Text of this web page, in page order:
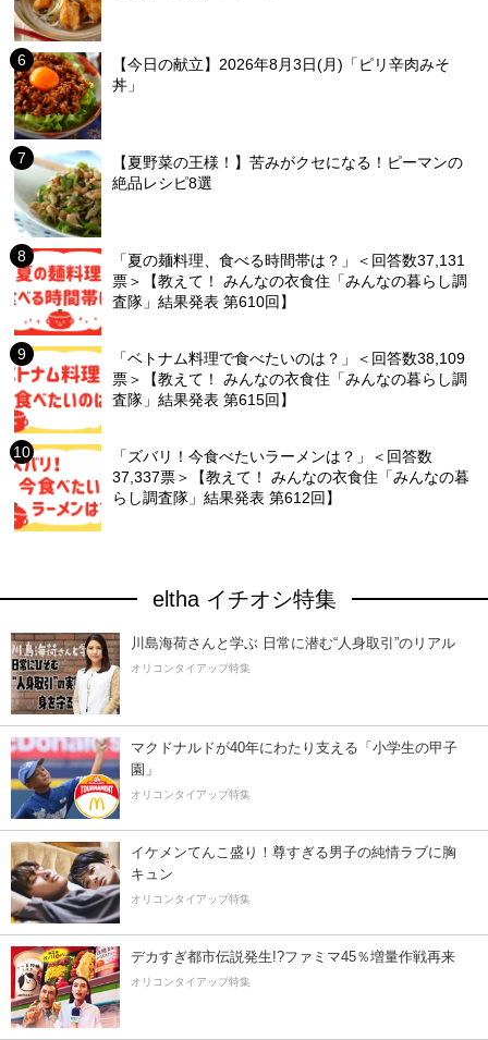
【今日の献立】2026年8月3日(月)「ピリ辛肉みそ
丼」
【夏野菜の王様！】苦みがクセになる！ピーマンの
絶品レシピ8選
「夏の麺料理、食べる時間帯は？」＜回答数37,131
票＞【教えて！ みんなの衣食住「みんなの暮らし調
査隊」結果発表 第610回】
「ベトナム料理で食べたいのは？」＜回答数38,109
票＞【教えて！ みんなの衣食住「みんなの暮らし調
査隊」結果発表 第615回】
「ズバリ！今食べたいラーメンは？」＜回答数
37,337票＞【教えて！ みんなの衣食住「みんなの暮
らし調査隊」結果発表 第612回】
eltha イチオシ特集
川島海荷さんと学ぶ 日常に潜む“人身取引”のリアル
オリコンタイアップ特集
マクドナルドが40年にわたり支える「小学生の甲子
園」
オリコンタイアップ特集
イケメンてんこ盛り！尊すぎる男子の純情ラブに胸
キュン
オリコンタイアップ特集
デカすぎ都市伝説発生!?ファミマ45％増量作戦再来
オリコンタイアップ特集